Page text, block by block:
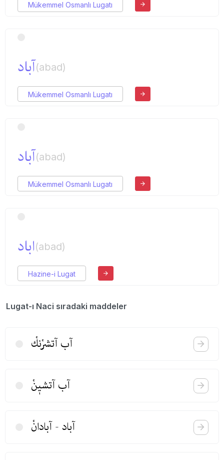
Mükemmel Osmanlı Lugatı
آباد(abad)
Mükemmel Osmanlı Lugatı
آباد(abad)
Mükemmel Osmanlı Lugatı
اباد(abad)
Hazine-i Lugat
Lugat-ı Naci sıradaki maddeler
آب آتشرْنكْ
آب آتشیٖنْ
آباد - آبادانْ